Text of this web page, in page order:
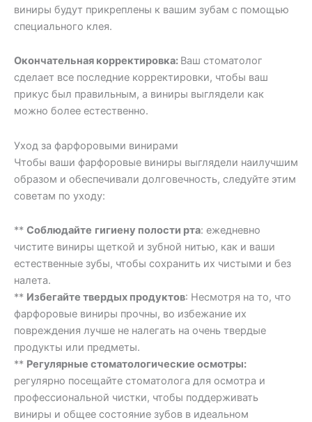
виниры будут прикреплены к вашим зубам с помощью
специального клея.
Окончательная корректировка: Ваш стоматолог
сделает все последние корректировки, чтобы ваш
прикус был правильным, а виниры выглядели как
можно более естественно.
Уход за фарфоровыми винирами
Чтобы ваши фарфоровые виниры выглядели наилучшим
образом и обеспечивали долговечность, следуйте этим
советам по уходу:
** Соблюдайте гигиену полости рта: ежедневно
чистите виниры щеткой и зубной нитью, как и ваши
естественные зубы, чтобы сохранить их чистыми и без
налета.
** Избегайте твердых продуктов: Несмотря на то, что
фарфоровые виниры прочны, во избежание их
повреждения лучше не налегать на очень твердые
продукты или предметы.
** Регулярные стоматологические осмотры:
регулярно посещайте стоматолога для осмотра и
профессиональной чистки, чтобы поддерживать
виниры и общее состояние зубов в идеальном